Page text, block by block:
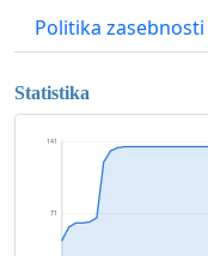
Politika zasebnosti
Statistika
71
141